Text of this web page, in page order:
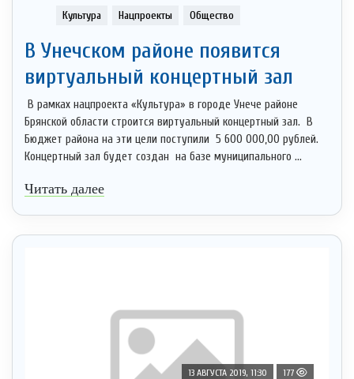
Культура Нацпроекты Общество
В Унечском районе появится
виртуальный концертный зал
В рамках нацпроекта «Культура» в городе Унече районе
Брянской области строится виртуальный концертный зал. В
Бюджет района на эти цели поступили 5 600 000,00 рублей.
Концертный зал будет создан на базе муниципального ...
Читать далее
13 АВГУСТА 2019, 11:30 177